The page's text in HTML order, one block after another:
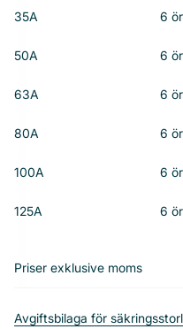
35A 6
50A 6
63A 6
80A 6
100A 6
125A 6
Priser exklusive moms
Avgiftsbilaga för